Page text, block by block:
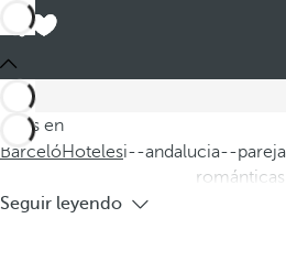
Estás en
BarcelóHotelesi--andalucia--
Barceló i--andalucia--
Hoteles en Andalucía
diseñados especialmente para
escapada romántica junto a la
Seguir leyendo